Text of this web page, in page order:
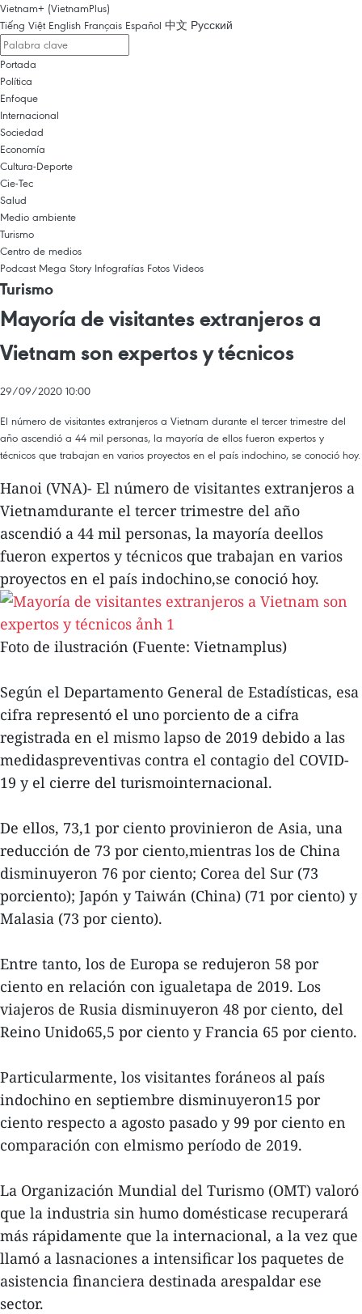
Vietnam+ (VietnamPlus)
Tiếng Việt English Français Español 中文 Русский
Portada
Política
Enfoque
Internacional
Sociedad
Economía
Cultura-Deporte
Cie-Tec
Salud
Medio ambiente
Turismo
Centro de medios
Podcast Mega Story Infografías Fotos Videos
Turismo
Mayoría de visitantes extranjeros a
Vietnam son expertos y técnicos
29/09/2020 10:00
El número de visitantes extranjeros a Vietnam durante el tercer trimestre del
año ascendió a 44 mil personas, la mayoría de ellos fueron expertos y
técnicos que trabajan en varios proyectos en el país indochino, se conoció hoy.
Hanoi (VNA)- El número de visitantes extranjeros a
Vietnamdurante el tercer trimestre del año
ascendió a 44 mil personas, la mayoría deellos
fueron expertos y técnicos que trabajan en varios
proyectos en el país indochino,se conoció hoy.
Foto de ilustración (Fuente: Vietnamplus)
Según el Departamento General de Estadísticas, esa
cifra representó el uno porciento de a cifra
registrada en el mismo lapso de 2019 debido a las
medidaspreventivas contra el contagio del COVID-
19 y el cierre del turismointernacional.
De ellos, 73,1 por ciento provinieron de Asia, una
reducción de 73 por ciento,mientras los de China
disminuyeron 76 por ciento; Corea del Sur (73
porciento); Japón y Taiwán (China) (71 por ciento) y
Malasia (73 por ciento).
Entre tanto, los de Europa se redujeron 58 por
ciento en relación con igualetapa de 2019. Los
viajeros de Rusia disminuyeron 48 por ciento, del
Reino Unido65,5 por ciento y Francia 65 por ciento.
Particularmente, los visitantes foráneos al país
indochino en septiembre disminuyeron15 por
ciento respecto a agosto pasado y 99 por ciento en
comparación con elmismo período de 2019.
La Organización Mundial del Turismo (OMT) valoró
que la industria sin humo domésticase recuperará
más rápidamente que la internacional, a la vez que
llamó a lasnaciones a intensificar los paquetes de
asistencia financiera destinada arespaldar ese
sector.